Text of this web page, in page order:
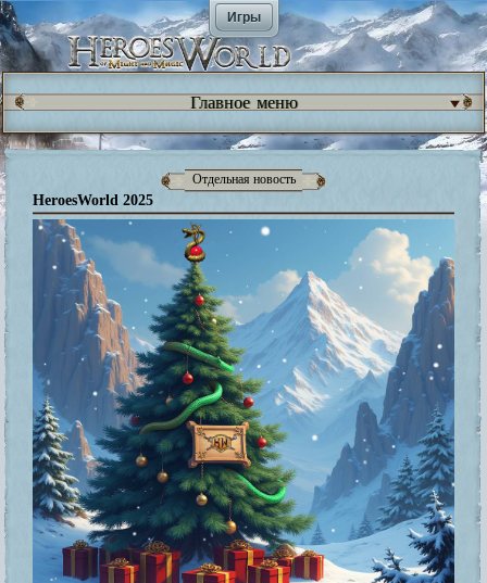
Игры
Главное меню
Отдельная новость
HeroesWorld 2025